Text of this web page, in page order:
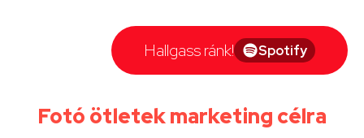
Hallgass ránk! Spotify
Fotó ötletek marketing célra